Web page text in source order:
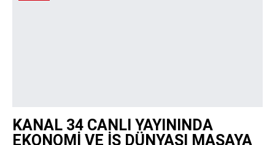
KANAL 34 CANLI YAYININDA
EKONOMİ VE İŞ DÜNYASI MASAYA